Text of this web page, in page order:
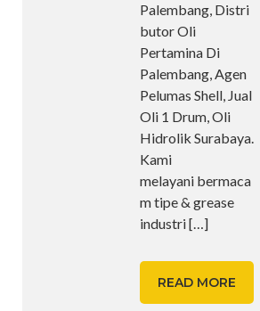
Palembang, Distri
butor Oli
Pertamina Di
Palembang, Agen
Pelumas Shell, Jual
Oli 1 Drum, Oli
Hidrolik Surabaya.
Kami
melayani bermaca
m tipe & grease
industri[…]
READ MORE